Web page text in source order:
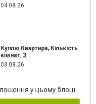
04.08.26
Куплю Квартира, Кількість
кімнат: 3
03.08.26
у цьому блоці